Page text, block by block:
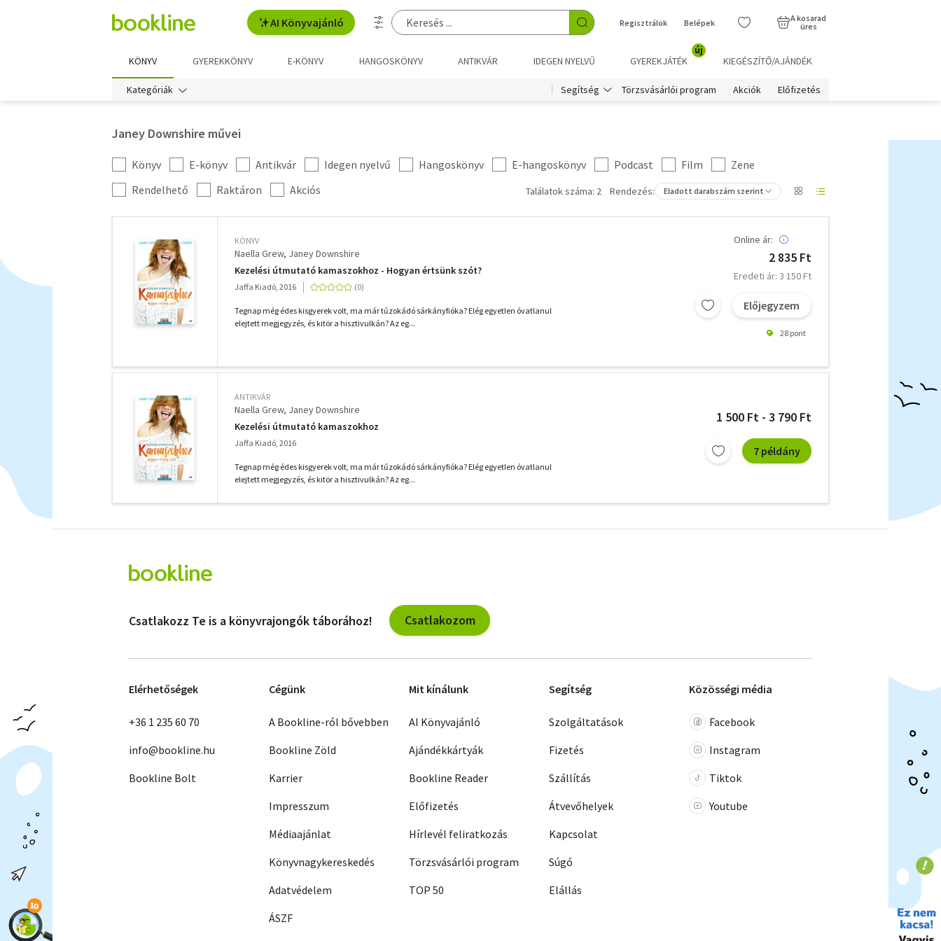
AI Könyvajánló Regisztrálok Belépek
A kosarad
üres
KÖNYV GYEREKKÖNYV E-KÖNYV HANGOSKÖNYV ANTIKVÁR IDEGEN NYELVŰ GYEREKJÁTÉK
új
KIEGÉSZÍTŐ/AJÁNDÉK
Kategóriák Segítség Törzsvásárlói program Akciók Előfizetés
Janey Downshire művei
Kategória
szűrés
Könyv E-könyv Antikvár Idegen nyelvű Hangoskönyv E-hangoskönyv Podcast Film
Zene
További
szűrők
Rendelhető Raktáron Akciós Találatok száma: 2 Rendezés: Eladott darabszám szerint
KÖNYV
Naella Grew Janey Downshire
Kezelési útmutató kamaszokhoz - Hogyan értsünk szót?
Jaffa Kiadó, 2016
Tegnap még édes kisgyerek volt, ma már tűzokádó sárkányfióka? Elég egyetlen óvatlanul
elejtett megjegyzés, és kitör a hisztivulkán? Az eg...
Online ár:
2 835 Ft
Eredeti ár: 3 150 Ft
Előjegyzem
28 pont
ANTIKVÁR
Naella Grew Janey Downshire
Kezelési útmutató kamaszokhoz
Jaffa Kiadó, 2016
Tegnap még édes kisgyerek volt, ma már tűzokádó sárkányfióka? Elég egyetlen óvatlanul
elejtett megjegyzés, és kitör a hisztivulkán? Az eg...
1 500 Ft - 3 790 Ft
7 példány
szűrők
Csatlakozz Te is a könyvrajongók táborához! Csatlakozom
Elérhetőségek
+36 1 235 60 70
info@bookline.hu
Bookline Bolt
Cégünk
A Bookline-ról bővebben
Bookline Zöld
Karrier
Impresszum
Médiaajánlat
Könyvnagykereskedés
Adatvédelem
ÁSZF
Mit kínálunk
AI Könyvajánló
Ajándékkártyák
Bookline Reader
Előfizetés
Hírlevél feliratkozás
Törzsvásárlói program
TOP 50
Segítség
Szolgáltatások
Fizetés
Szállítás
Átvevőhelyek
Kapcsolat
Súgó
Elállás
Közösségi média
Facebook
Instagram
Tiktok
Youtube